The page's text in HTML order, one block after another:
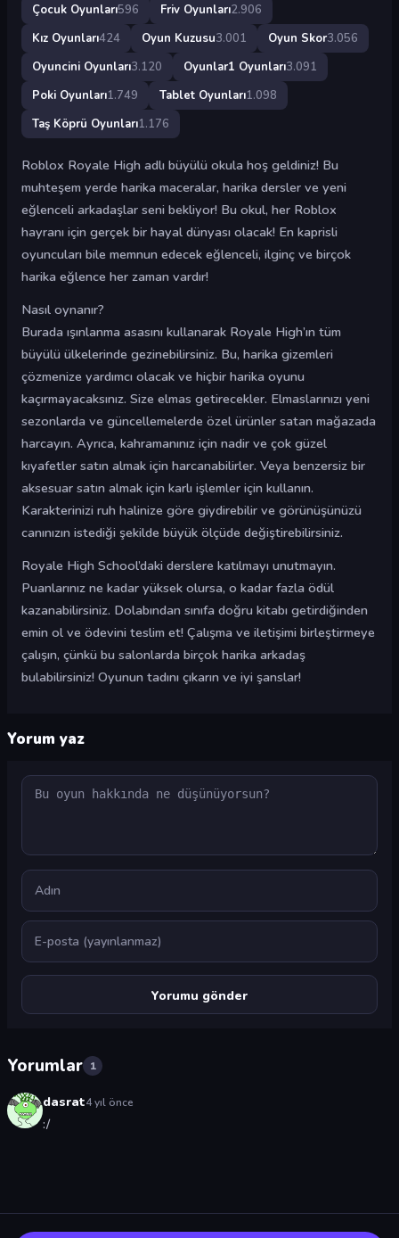
Çocuk Oyunları596 Friv Oyunları2.906
Kız Oyunları424 Oyun Kuzusu3.001 Oyun Skor3.056
Oyuncini Oyunları3.120 Oyunlar1 Oyunları3.091
Poki Oyunları1.749 Tablet Oyunları1.098
Taş Köprü Oyunları1.176
Roblox Royale High adlı büyülü okula hoş geldiniz! Bu
muhteşem yerde harika maceralar, harika dersler ve yeni
eğlenceli arkadaşlar seni bekliyor! Bu okul, her Roblox
hayranı için gerçek bir hayal dünyası olacak! En kaprisli
oyuncuları bile memnun edecek eğlenceli, ilginç ve birçok
harika eğlence her zaman vardır!
Nasıl oynanır?
Burada ışınlanma asasını kullanarak Royale High’ın tüm
büyülü ülkelerinde gezinebilirsiniz. Bu, harika gizemleri
çözmenize yardımcı olacak ve hiçbir harika oyunu
kaçırmayacaksınız. Size elmas getirecekler. Elmaslarınızı yeni
sezonlarda ve güncellemelerde özel ürünler satan mağazada
harcayın. Ayrıca, kahramanınız için nadir ve çok güzel
kıyafetler satın almak için harcanabilirler. Veya benzersiz bir
aksesuar satın almak için karlı işlemler için kullanın.
Karakterinizi ruh halinize göre giydirebilir ve görünüşünüzü
canınızın istediği şekilde büyük ölçüde değiştirebilirsiniz.
Royale High School’daki derslere katılmayı unutmayın.
Puanlarınız ne kadar yüksek olursa, o kadar fazla ödül
kazanabilirsiniz. Dolabından sınıfa doğru kitabı getirdiğinden
emin ol ve ödevini teslim et! Çalışma ve iletişimi birleştirmeye
çalışın, çünkü bu salonlarda birçok harika arkadaş
bulabilirsiniz! Oyunun tadını çıkarın ve iyi şanslar!
Yorum yaz
Yorum
Ad
E-posta
Yorumlar 1
dasrat4 yıl önce
:/